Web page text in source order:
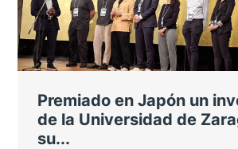
Premiado en Japón un
de la Universidad de
su...